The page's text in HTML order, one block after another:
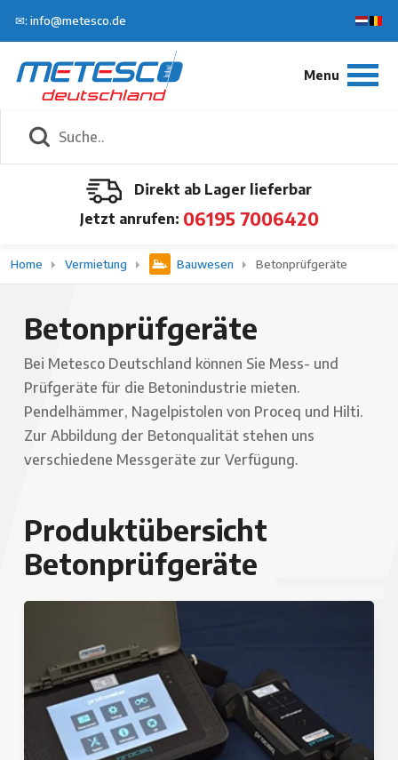
✉: info@metesco.de
Direkt ab Lager lieferbar
Jetzt anrufen: 06195 7006420
Home Vermietung Bauwesen Betonprüfgeräte
Betonprüfgeräte
Bei Metesco Deutschland können Sie Mess- und
Prüfgeräte für die Betonindustrie mieten.
Pendelhämmer, Nagelpistolen von Proceq und Hilti.
Zur Abbildung der Betonqualität stehen uns
verschiedene Messgeräte zur Verfügung.
Produktübersicht
Betonprüfgeräte